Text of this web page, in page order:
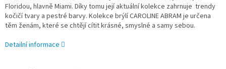
Floridou, hlavně Miami. Díky tomu její aktuální kolekce zahrnuje trendy
kočičí tvary a pestré barvy. Kolekce brýlí CAROLINE ABRAM je určena
těm ženám, které se chtějí cítit krásné, smyslné a samy sebou.
Detailní informace